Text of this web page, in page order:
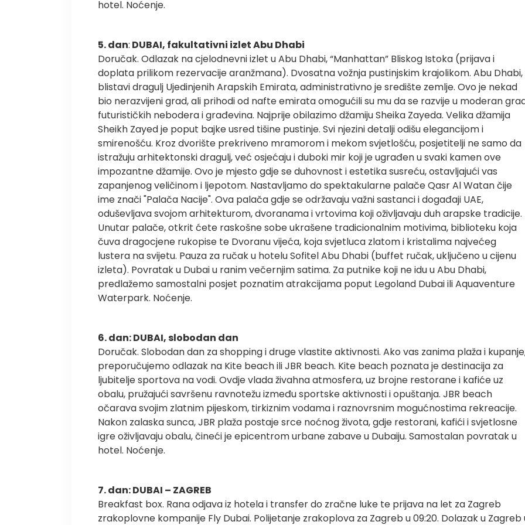
hotel. Noćenje.
5. dan: DUBAI, fakultativni izlet Abu Dhabi
Doručak. Odlazak na cjelodnevni izlet u Abu Dhabi, “Manhattan” Bliskog Istoka (prijava i
doplata prilikom rezervacije aranžmana). Dvosatna vožnja pustinjskim krajolikom. Abu Dhabi,
blistavi dragulj Ujedinjenih Arapskih Emirata, administrativno je središte zemlje. Ovo je nekad
bio nerazvijeni grad, ali prihodi od nafte emirata omogućili su mu da se razvije u moderan
futurističkih nebodera i građevina. Najprije obilazimo džamiju Sheika Zayeda. Velika džamija
Sheikh Zayed je poput bajke usred tišine pustinje. Svi njezini detalji odišu elegancijom i
smirenošću. Kroz dvorište prekriveno mramorom i mekom svjetlošću, posjetitelji ne samo da
istražuju arhitektonski dragulj, već osjećaju i duboki mir koji je ugrađen u svaki kamen ove
impozantne džamije. Ovo je mjesto gdje se duhovnost i estetika susreću, ostavljajući vas
zapanjenog veličinom i ljepotom. Nastavljamo do spektakularne palače Qasr Al Watan čije
ime znači "Palača Nacije". Ova palača gdje se održavaju važni sastanci i događaji UAE,
oduševljava svojom arhitekturom, dvoranama i vrtovima koji oživljavaju duh arapske tradicije.
Unutar palače, otkrit ćete raskošne sobe ukrašene tradicionalnim motivima, biblioteku koja
čuva dragocjene rukopise te Dvoranu vijeća, koja svjetluca zlatom i kristalima najvećeg
lustera na svijetu. Pauza za ručak u hotelu Sofitel Abu Dhabi (buffet ručak, uključeno u cijenu
izleta). Povratak u Dubai u ranim večernjim satima. Za putnike koji ne idu u Abu Dhabi,
predlažemo samostalni posjet poznatim atrakcijama poput Legoland Dubai ili Aquaventure
Waterpark. Noćenje.
6. dan: DUBAI, slobodan dan
Doručak. Slobodan dan za shopping i druge vlastite aktivnosti. Ako vas zanima plaža i
preporučujemo odlazak na Kite beach ili JBR beach. Kite beach poznata je destinacija za
ljubitelje sportova na vodi. Ovdje vlada živahna atmosfera, uz brojne restorane i kafiće uz
obalu, pružajući savršenu ravnotežu između sportske aktivnosti i opuštanja. JBR beach
očarava svojim zlatnim pijeskom, tirkiznim vodama i raznovrsnim mogućnostima rekreacije.
Nakon zalaska sunca, JBR plaža postaje srce noćnog života, gdje restorani, kafići i svjetlosne
igre oživljavaju obalu, čineći je epicentrom urbane zabave u Dubaiju. Samostalan povratak u
hotel. Noćenje.
7. dan: DUBAI – ZAGREB
Breakfast box. Rana odjava iz hotela i transfer do zračne luke te prijava na let za Zagreb
zrakoplovne kompanije Fly Dubai. Polijetanje zrakoplova za Zagreb u 09:20. Dolazak u Zagreb